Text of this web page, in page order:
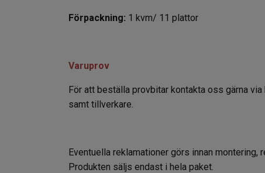
Förpackning: 1 kvm/ 11 plattor
Varuprov
För att beställa provbitar kontakta oss gärna
samt tillverkare.
Eventuella reklamationer görs innan
Produkten säljs endast i hela paket.